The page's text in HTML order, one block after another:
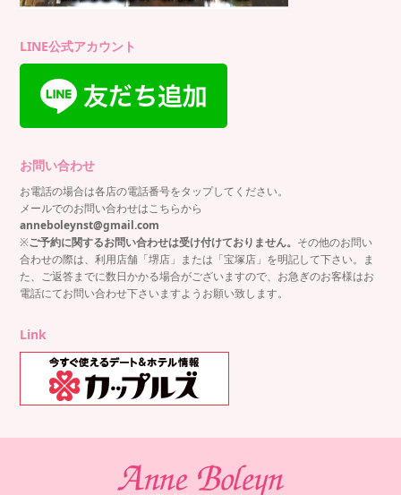
LINE公式アカウント
お問い合わせ
お電話の場合は各店の電話番号をタップしてください。
メールでのお問い合わせはこちらから
anneboleynst@gmail.com
※ご予約に関するお問い合わせは受け付けておりません。 その他のお問い
合わせの際は、利用店舗「堺店」または「宝塚店」を明記して下さい。ま
た、ご返答までに数日かかる場合がございますので、お急ぎのお客様はお
電話にてお問い合わせ下さいますようお願い致します。
Link